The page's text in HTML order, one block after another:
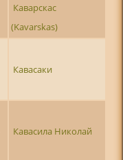
Каварскас
(Kavarskas)
Кавасаки
Кавасила Николай